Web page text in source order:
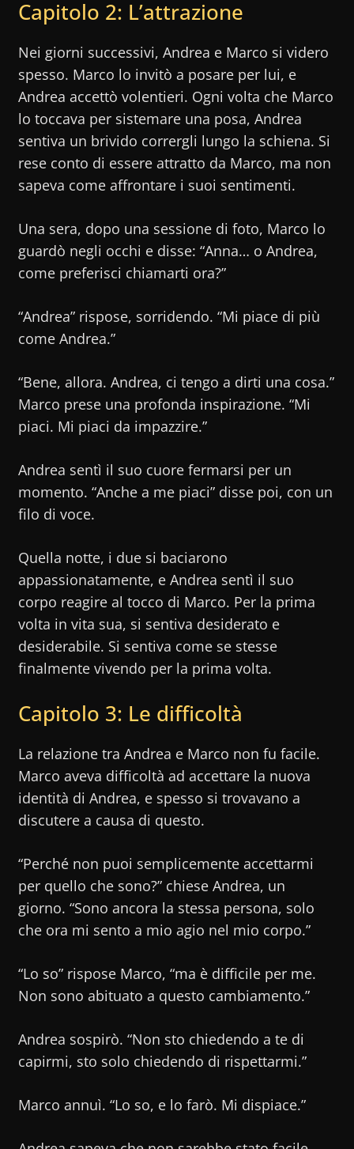
Capitolo 2: L’attrazione
Nei giorni successivi, Andrea e Marco si videro
spesso. Marco lo invitò a posare per lui, e
Andrea accettò volentieri. Ogni volta che Marco
lo toccava per sistemare una posa, Andrea
sentiva un brivido corrergli lungo la schiena. Si
rese conto di essere attratto da Marco, ma non
sapeva come affrontare i suoi sentimenti.
Una sera, dopo una sessione di foto, Marco lo
guardò negli occhi e disse: “Anna… o Andrea,
come preferisci chiamarti ora?”
“Andrea” rispose, sorridendo. “Mi piace di più
come Andrea.”
“Bene, allora. Andrea, ci tengo a dirti una cosa.”
Marco prese una profonda inspirazione. “Mi
piaci. Mi piaci da impazzire.”
Andrea sentì il suo cuore fermarsi per un
momento. “Anche a me piaci” disse poi, con un
filo di voce.
Quella notte, i due si baciarono
appassionatamente, e Andrea sentì il suo
corpo reagire al tocco di Marco. Per la prima
volta in vita sua, si sentiva desiderato e
desiderabile. Si sentiva come se stesse
finalmente vivendo per la prima volta.
Capitolo 3: Le difficoltà
La relazione tra Andrea e Marco non fu facile.
Marco aveva difficoltà ad accettare la nuova
identità di Andrea, e spesso si trovavano a
discutere a causa di questo.
“Perché non puoi semplicemente accettarmi
per quello che sono?” chiese Andrea, un
giorno. “Sono ancora la stessa persona, solo
che ora mi sento a mio agio nel mio corpo.”
“Lo so” rispose Marco, “ma è difficile per me.
Non sono abituato a questo cambiamento.”
Andrea sospirò. “Non sto chiedendo a te di
capirmi, sto solo chiedendo di rispettarmi.”
Marco annuì. “Lo so, e lo farò. Mi dispiace.”